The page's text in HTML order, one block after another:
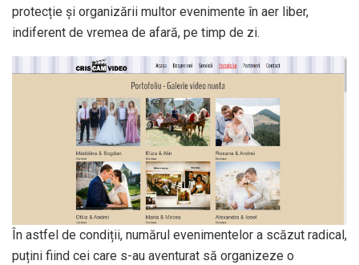
protecție și organizării multor evenimente în aer liber,
indiferent de vremea de afară, pe timp de zi.
În astfel de condiții, numărul evenimentelor a scăzut radical,
puțini fiind cei care s-au aventurat să organizeze o